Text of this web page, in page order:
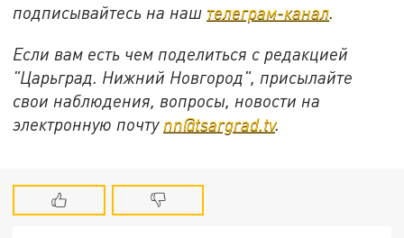
подписывайтесь на наш телеграм-канал.
Если вам есть чем поделиться с редакцией
"Царьград. Нижний Новгород", присылайте
свои наблюдения, вопросы, новости на
электронную почту nn@tsargrad.tv.